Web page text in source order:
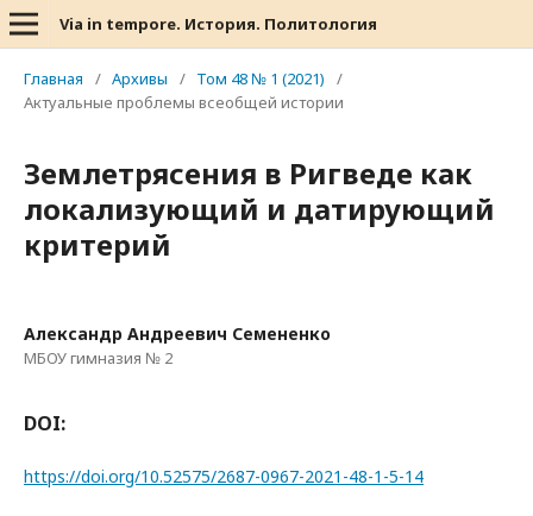
Via in tempore. История. Политология
Главная / Архивы / Том 48 № 1 (2021)
/
Актуальные проблемы всеобщей истории
Землетрясения в Ригведе как
локализующий и датирующий
критерий
Александр Андреевич Семененко
МБОУ гимназия № 2
DOI:
https://doi.org/10.52575/2687-0967-2021-48-1-5-14